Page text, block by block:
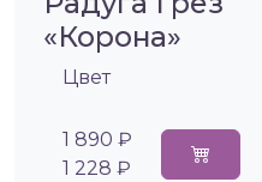
«Корона»
Цвет
1 890 ₽
1 228 ₽